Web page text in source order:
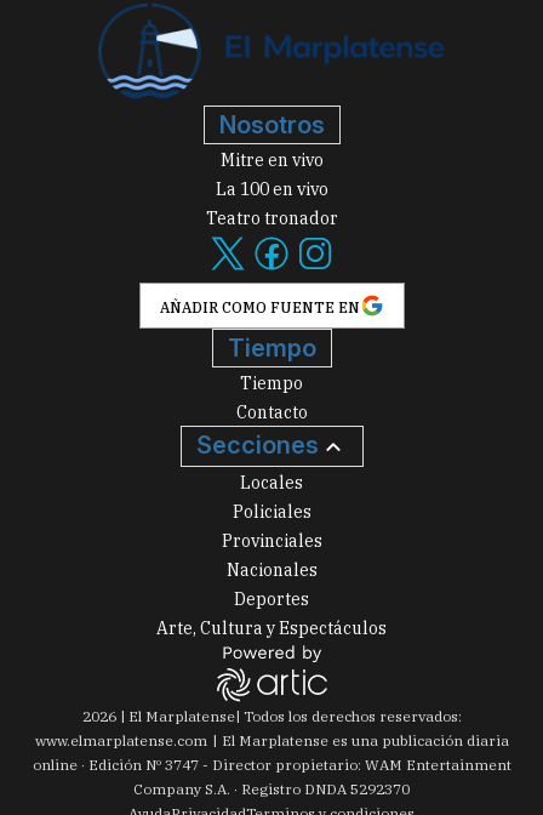
Nosotros
Mitre en vivo
La 100 en vivo
Teatro tronador
AÑADIR COMO FUENTE EN
Tiempo
Tiempo
Contacto
Secciones
Locales
Policiales
Provinciales
Nacionales
Deportes
Arte, Cultura y Espectáculos
2026| El Marplatense| Todos los derechos reservados:
www.elmarplatense.com
El Marplatense es una publicación diaria
online · Edición Nº 3747- Director propietario: WAM Entertainment
Company S.A. · Registro DNDA 5292370